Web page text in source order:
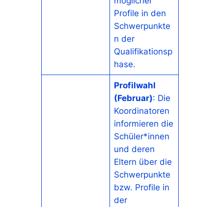
Profile in den
Schwerpunkte
n der
Qualifikationsp
hase.
Profilwahl
(Februar): Die
Koordinatoren
informieren die
Schüler*innen
und deren
Eltern über die
Schwerpunkte
bzw. Profile in
der